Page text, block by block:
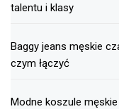
talentu i klasy
Baggy jeans męskie
czym łączyć
Modne koszule